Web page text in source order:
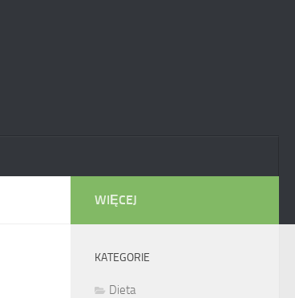
WIĘCEJ
KATEGORIE
Dieta